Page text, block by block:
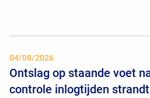
04/08/2026
Ontslag op staande voet
controle inlogtijden